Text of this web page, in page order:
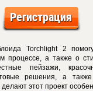
Регистрация
Torchlight 2
процессе, а также о
пейзажи,
решения, а
этот проект